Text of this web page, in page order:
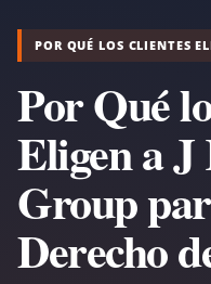
POR QUÉ LOS CLIENTES
Por Qué
Eligen a
Group
Derecho